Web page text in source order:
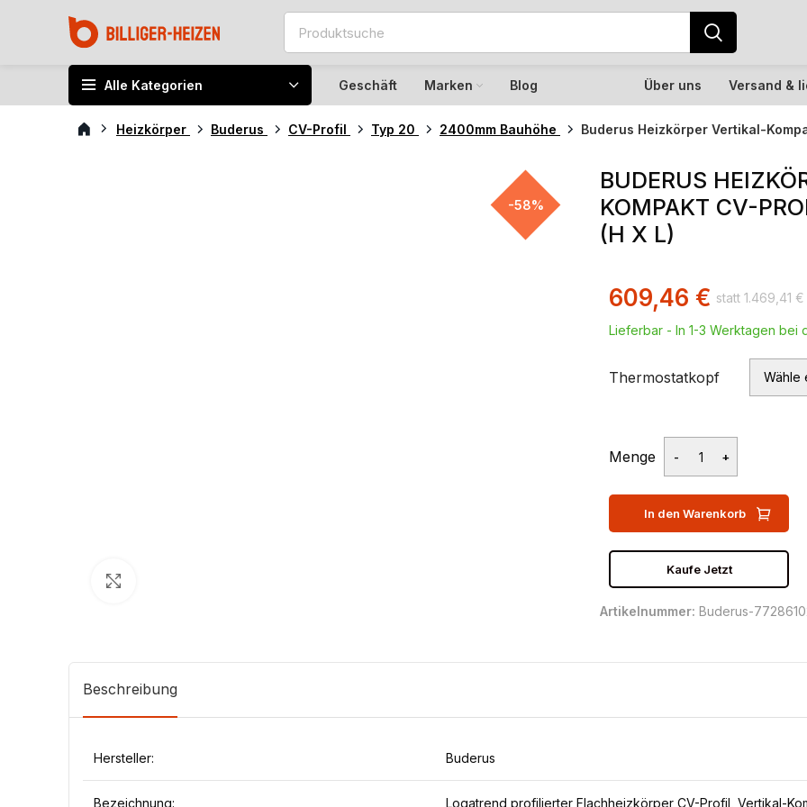
Alle Kategorien Geschäft Marken Blog Über uns Versand &
Heizkörper Buderus CV-Profil Typ 20 2400mm Bauhöhe Buderus Heizkörper Vertikal-
-58%
BUDERUS
KOMPAKT CV-
(H X L)
1.469,41 €
609,46 €
Lieferbar - In 1-3 Werktagen bei
Thermostatkopf
Menge
In den Warenkorb
Kaufe Jetzt
Artikelnummer: Buderus-
Beschreibung
Hersteller: Buderus
Bezeichnung: Logatrend profilierter Flachheizkörper CV-Profil, Vertikal-